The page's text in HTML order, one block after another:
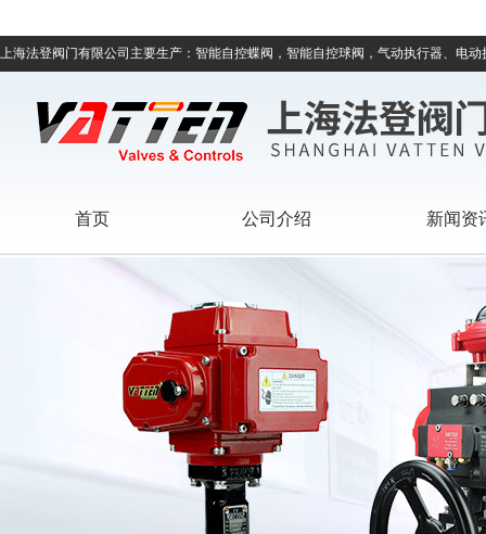
上海法登阀门有限公司主要生产：智能自控蝶阀，智能自控球阀，气动执行器、电
首页 公司介绍 新闻资